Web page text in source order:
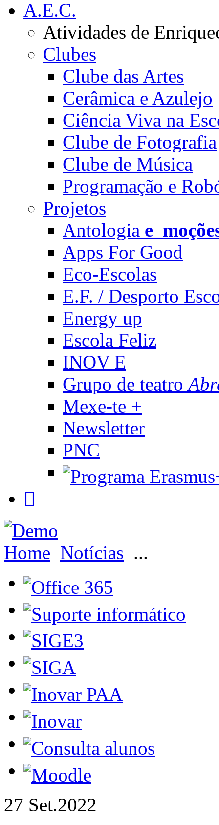
A.E.C.
Atividades de
Clubes
Clube das Artes
Cerâmica e Azulejo
Ciência Viva na
Clube de Fotografia
Clube de Música
Programação e
Projetos
Antologia
Apps For Good
Eco-Escolas
E.F. / Desporto
Energy up
Escola Feliz
INOV E
Grupo de teatro
Mexe-te +
Newsletter
PNC
Home Notícias ...
27 Set.2022